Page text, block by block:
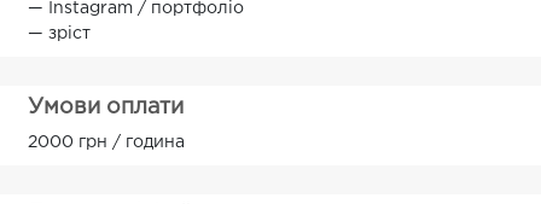
— Instagram / портфоліо
— зріст
Умови оплати
2000 грн / година